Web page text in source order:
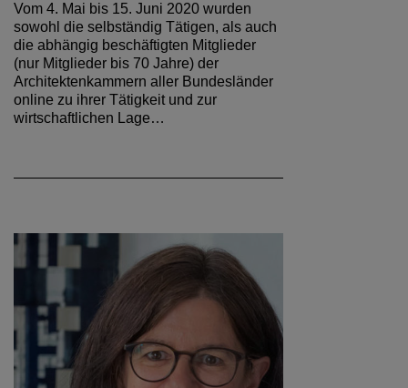
Vom 4. Mai bis 15. Juni 2020 wurden
sowohl die selbständig Tätigen, als auch
die abhängig beschäftigten Mitglieder
(nur Mitglieder bis 70 Jahre) der
Architektenkammern aller Bundesländer
online zu ihrer Tätigkeit und zur
wirtschaftlichen Lage…